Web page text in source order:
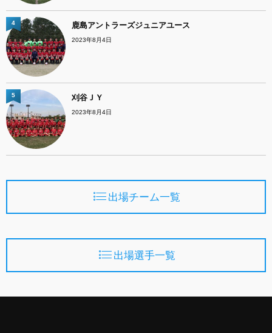
鹿島アントラーズジュニアユース
2023年8月4日
4
刈谷ＪＹ
2023年8月4日
5
出場チーム一覧
出場選手一覧